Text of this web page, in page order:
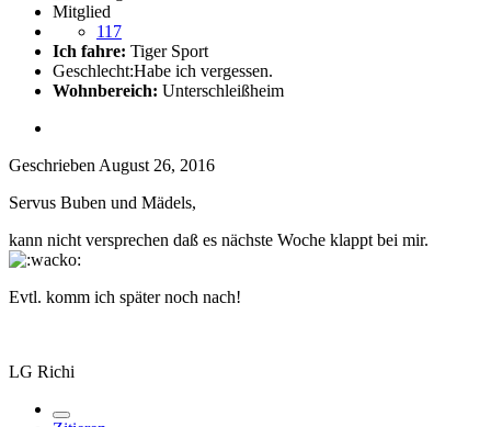
Mitglied
117
Ich fahre: Tiger Sport
Geschlecht:Habe ich vergessen.
Wohnbereich: Unterschleißheim
Geschrieben August 26, 2016
Servus Buben und Mädels,
kann nicht versprechen daß es nächste Woche klappt bei mir.
Evtl. komm ich später noch nach!
LG Richi